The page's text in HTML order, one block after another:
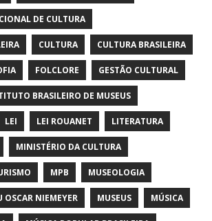
DE CULTURA
CULTURA CULTURA BRASILEIRA
FOLCLORE GESTÃO CULTURAL
BRASILEIRO DE MUSEUS
LEI LEI ROUANET LITERATURA
MINISTÉRIO DA CULTURA
MPB MUSEOLOGIA
OSCAR NIEMEYER MUSEUS MÚSICA